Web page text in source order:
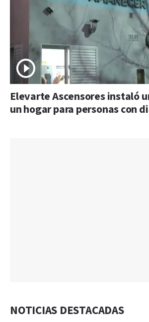
Elevarte Ascensores instaló
un hogar para personas con
NOTICIAS DESTACADAS